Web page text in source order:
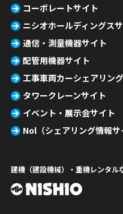
コーポレートサイト
ニシオホールディングス
通信・測量機器サイト
配管用機器サイト
工事車両カーシェアリン
タワークレーンサイト
イベント・展示会サイト
Nol（シェアリング情報サ
建機（建設機械）・重機レンタル